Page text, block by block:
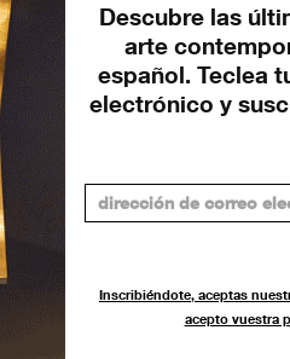
Descubre las
arte
español. Teclea
electrónico y
Inscribiéndote, aceptas
acepto vuestra
– ‘DONDE
octubre 2025